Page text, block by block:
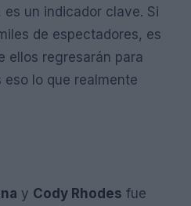
es un indicador clave. Si
de espectadores, es
ellos regresarán para
lo que realmente
y Cody Rhodes fue